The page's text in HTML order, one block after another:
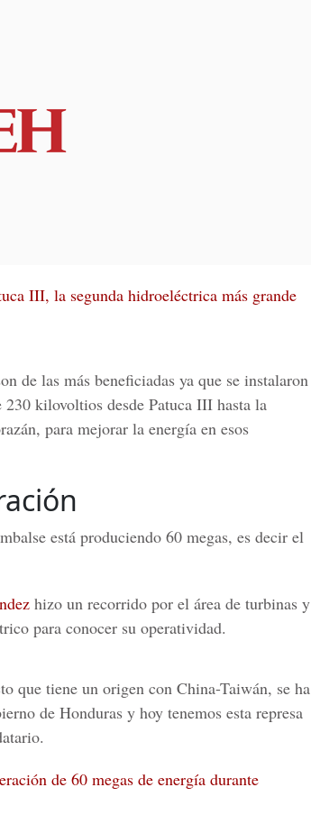
III, la segunda hidroeléctrica más grande
de las más beneficiadas ya que se instalaron
kilovoltios desde Patuca III hasta la
para mejorar la energía en esos
está produciendo 60 megas, es decir el
hizo un recorrido por el área de turbinas y
para conocer su operatividad.
que tiene un origen con China-Taiwán, se ha
de Honduras y hoy tenemos esta represa
de 60 megas de energía durante